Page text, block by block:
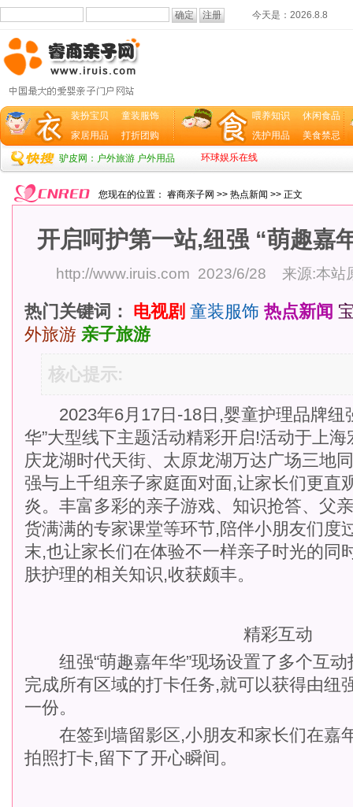
今天是： 2026.8.8
装扮宝贝
童装服饰
家居用品
打折团购
喂养知识
休闲食品
洗护用品
美食禁忌
驴皮网：户外旅游 户外用品 环球娱乐在线
您现在的位置： 睿商亲子网 >> 热点新闻 >> 正文
开启呵护第一站,纽强 “萌趣嘉
http://www.iruis.com 2023/6/28 来源:本
热门关键词： 电视剧 童装服饰 热点新闻
外旅游 亲子旅游
核心提示:
2023年6月17日-18日,婴童护理品牌纽
华”大型线下主题活动精彩开启!活动于上
庆龙湖时代天街、太原龙湖万达广场三地
强与上千组亲子家庭面对面,让家长们更直
炎。丰富多彩的亲子游戏、知识抢答、父
货满满的专家课堂等环节,陪伴小朋友们度
末,也让家长们在体验不一样亲子时光的同
肤护理的相关知识,收获颇丰。
精彩互动
纽强“萌趣嘉年华”现场设置了多个互动
完成所有区域的打卡任务,就可以获得由纽
一份。
在签到墙留影区,小朋友和家长们在嘉
拍照打卡,留下了开心瞬间。